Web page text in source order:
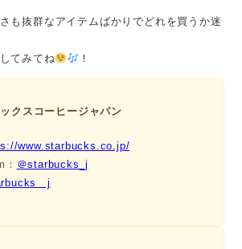
も抜群なアイテムばかりでどれを買うか迷
てみてね
！
クスコーヒージャパン
www.starbucks.co.jp/
＠starbucks_j
＿j